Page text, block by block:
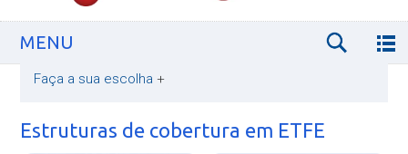
MENU
Faça a sua escolha +
Estruturas de cobertura em ETFE